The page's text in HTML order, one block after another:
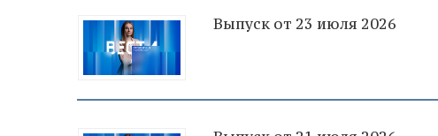
Выпуск от 23 июля 2026